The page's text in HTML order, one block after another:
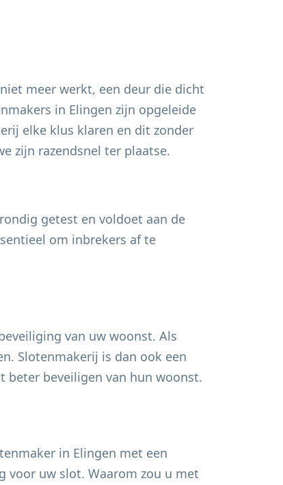
meer werkt, een deur die dicht
in Elingen zijn opgeleide
elke klus klaren en dit zonder
zijn razendsnel ter plaatse.
getest en voldoet aan de
om inbrekers af te
van uw woonst. Als
Slotenmakerij is dan ook een
beter beveiligen van hun woonst.
in Elingen met een
voor uw slot. Waarom zou u met